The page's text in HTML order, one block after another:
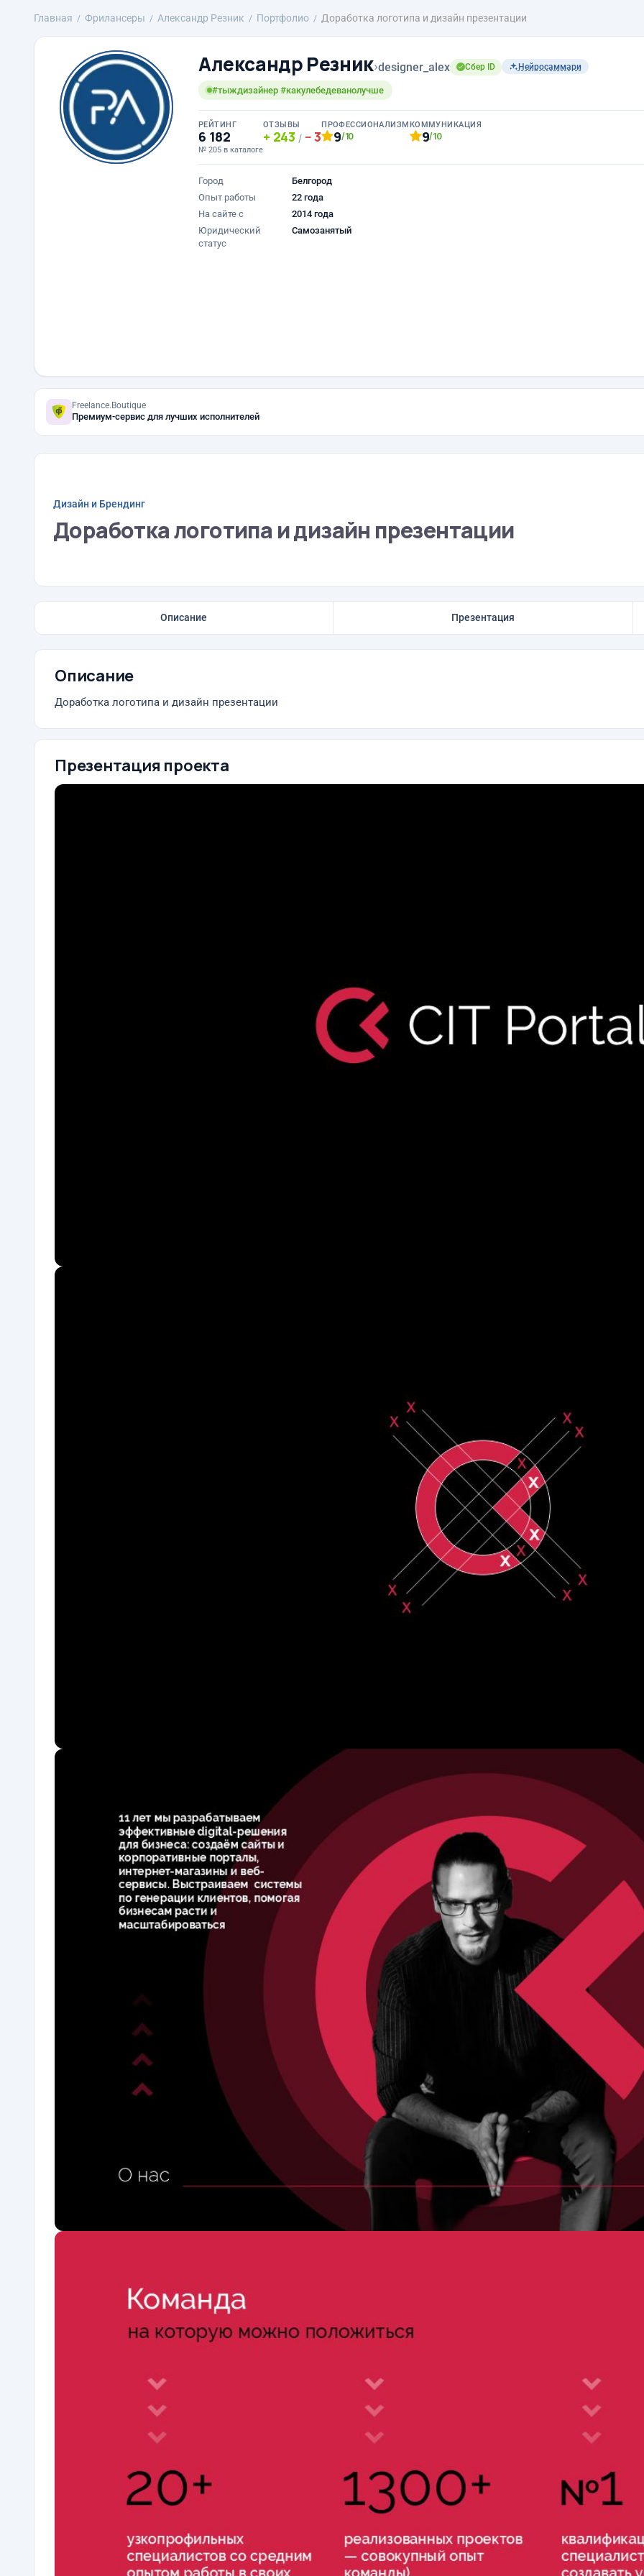
Главная Фрилансеры Александр Резник Портфолио Доработка логотипа и дизайн презентации
Александр Резник›designer_alex Сбер ID Нейросаммари
#тыждизайнер #какулебедеванолучше
РЕЙТИНГ
6 182
№ 205 в каталоге
ОТЗЫВЫ
243 / 3
ПРОФЕССИОНАЛИЗМ
9/10
КОММУНИКАЦИЯ
9/10
Город
Белгород
Опыт работы
22 года
На сайте с
2014 года
Юридический
статус
Самозанятый
Freelance.Boutique
Премиум-сервис для лучших исполнителей
Дизайн и Брендинг
Доработка логотипа и дизайн презентации
Описание Презентация
Описание
Доработка логотипа и дизайн презентации
Презентация проекта